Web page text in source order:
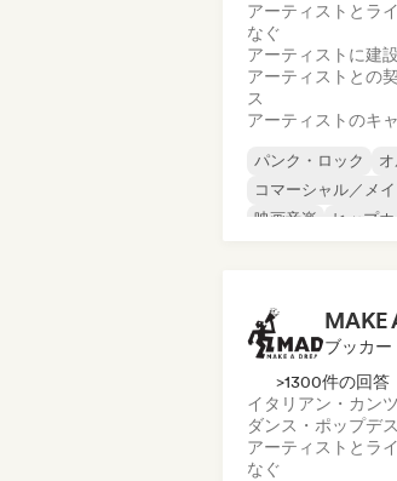
アーティストとラ
なぐ
アーティストに建
アーティストとの
ス
アーティストのキ
パンク・ロック
コマーシャル／メ
映画音楽
ヒップ
ブッカー
>1300件の回答
イタリアン・カン
ダンス・ポップデ
アーティストとラ
なぐ